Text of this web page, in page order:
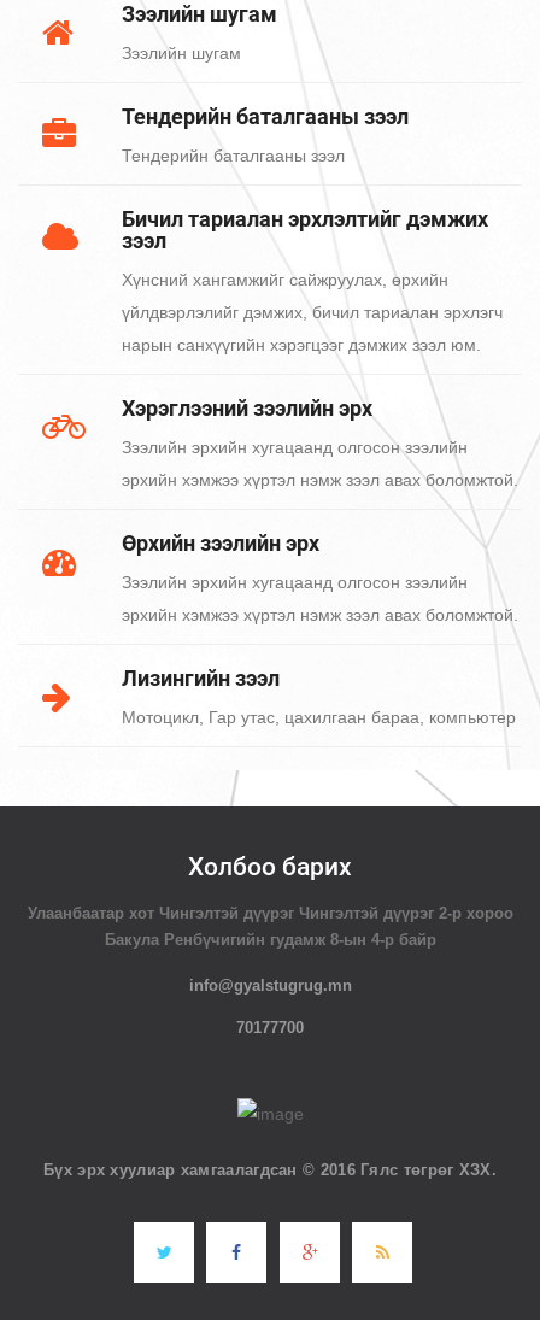
Зээлийн шугам
Зээлийн шугам
Тендерийн баталгааны зээл
Тендерийн баталгааны зээл
Бичил тариалан эрхлэлтийг дэмжих
зээл
Хүнсний хангамжийг сайжруулах, өрхийн
үйлдвэрлэлийг дэмжих, бичил тариалан эрхлэгч
нарын санхүүгийн хэрэгцээг дэмжих зээл юм.
Хэрэглээний зээлийн эрх
Зээлийн эрхийн хугацаанд олгосон зээлийн
эрхийн хэмжээ хүртэл нэмж зээл авах боломжтой.
Өрхийн зээлийн эрх
Зээлийн эрхийн хугацаанд олгосон зээлийн
эрхийн хэмжээ хүртэл нэмж зээл авах боломжтой.
Лизингийн зээл
Мотоцикл, Гар утас, цахилгаан бараа, компьютер
Холбоо барих
Улаанбаатар хот Чингэлтэй дүүрэг Чингэлтэй дүүрэг 2-р хороо
Бакула Ренбүчигийн гудамж 8-ын 4-р байр
info@gyalstugrug.mn
70177700
Бүх эрх хуулиар хамгаалагдсан © 2016 Гялс төгрөг ХЗХ.